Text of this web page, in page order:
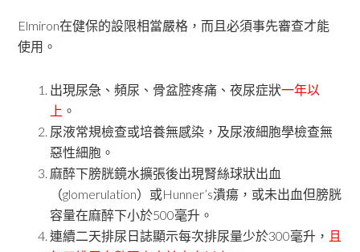
Elmiron在健保的設限相當嚴格，而且必須事先審查才能
使用。
出現尿急、頻尿、骨盆腔疼痛、夜尿症狀一年以
上 。
尿液常規檢查或培養無感染，及尿液細胞學檢查無
惡性細胞。
麻醉下膀胱鏡水擴張後出現腎絲球狀出血
（glomerulation）或Hunner’s潰瘍，或未出血但膀胱
容量在麻醉下小於500毫升。
連續二天排尿日誌顯示每次排尿量少於300毫升， 且